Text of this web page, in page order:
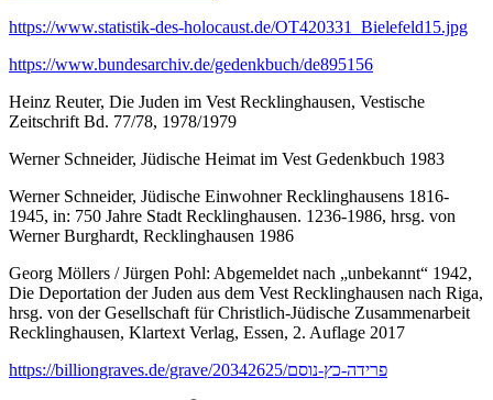
https://www.statistik-des-holocaust.de/OT420331_Bielefeld15.jpg
https://www.bundesarchiv.de/gedenkbuch/de895156
Heinz Reuter, Die Juden im Vest Recklinghausen, Vestische
Zeitschrift Bd. 77/78, 1978/1979
Werner Schneider, Jüdische Heimat im Vest Gedenkbuch 1983
Werner Schneider, Jüdische Einwohner Recklinghausens 1816-
1945, in: 750 Jahre Stadt Recklinghausen. 1236-1986, hrsg. von
Werner Burghardt, Recklinghausen 1986
Georg Möllers / Jürgen Pohl: Abgemeldet nach „unbekannt“ 1942,
Die Deportation der Juden aus dem Vest Recklinghausen nach Riga,
hrsg. von der Gesellschaft für Christlich-Jüdische Zusammenarbeit
Recklinghausen, Klartext Verlag, Essen, 2. Auflage 2017
https://billiongraves.de/grave/פרידה-כץ-נוסם/20342625